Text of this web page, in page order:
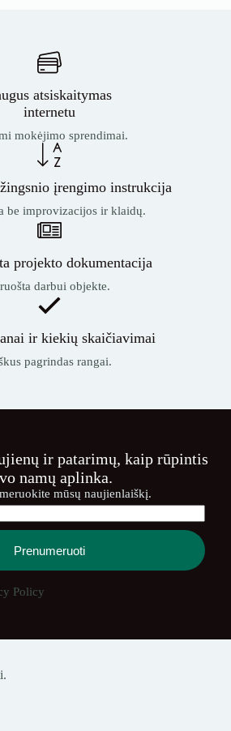
atsiskaitymas
internetu
mokėjimo sprendimai.
įrengimo instrukcija
be improvizacijos ir klaidų.
projekto dokumentacija
darbui objekte.
ir kiekių skaičiavimai
pagrindas rangai.
ir patarimų, kaip rūpintis
namų aplinka.
mūsų naujienlaiškį.
Prenumeruoti
Policy